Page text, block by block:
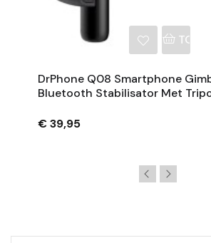
DrPhone Q08 Smartphone
Bluetooth Stabilisator Met
€ 39,95